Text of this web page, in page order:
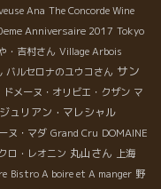
Ana The Concorde Wine
Anniversaire 2017 Tokyo
・吉村さん Village Arbois
バルセロナのユウコさん サン
ドメーヌ・オリビエ・クザン マ
ジュリアン・マレシャル
ヌ・マダ Grand Cru DOMAINE
クロ・レオニン 丸山さん
上海
Bistro A boire et A manger 野